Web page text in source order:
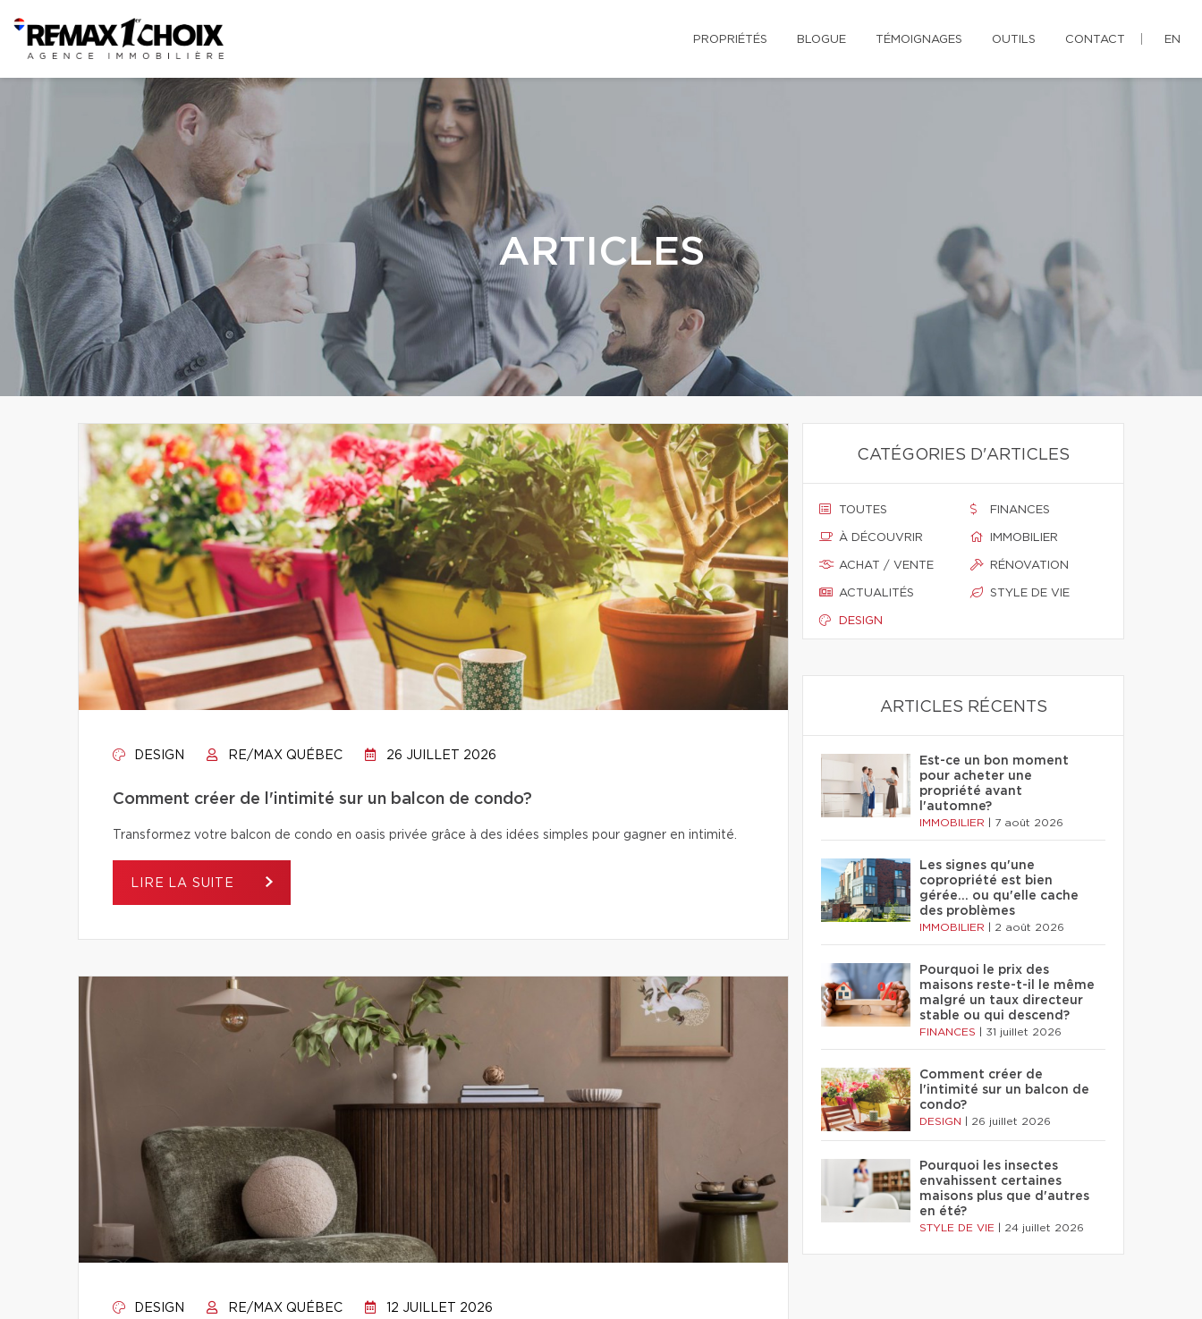
PROPRIÉTÉS BLOGUE TÉMOIGNAGES OUTILS CONTACT EN
ARTICLES
DESIGN RE/MAX QUÉBEC 26 JUILLET 2026
Comment créer de l'intimité sur un balcon de condo?
Transformez votre balcon de condo en oasis privée grâce à des idées simples pour gagner en intimité.
LIRE LA SUITE
DESIGN RE/MAX QUÉBEC 12 JUILLET 2026
CATÉGORIES D'ARTICLES
TOUTES
À DÉCOUVRIR
ACHAT / VENTE
ACTUALITÉS
DESIGN
FINANCES
IMMOBILIER
RÉNOVATION
STYLE DE VIE
ARTICLES RÉCENTS
Est-ce un bon moment
pour acheter une
propriété avant
l'automne?
IMMOBILIER 7 août 2026
Les signes qu'une
copropriété est bien
gérée… ou qu'elle cache
des problèmes
IMMOBILIER 2 août 2026
Pourquoi le prix des
maisons reste-t-il le même
malgré un taux directeur
stable ou qui descend?
FINANCES 31 juillet 2026
Comment créer de
l'intimité sur un balcon de
condo?
DESIGN 26 juillet 2026
Pourquoi les insectes
envahissent certaines
maisons plus que d'autres
en été?
STYLE DE VIE 24 juillet 2026